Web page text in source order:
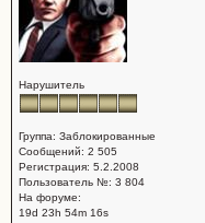
Нарушитель
Группа: Заблокированные
Сообщений: 2 505
Регистрация: 5.2.2008
Пользователь №: 3 804
На форуме:
19d 23h 54m 16s